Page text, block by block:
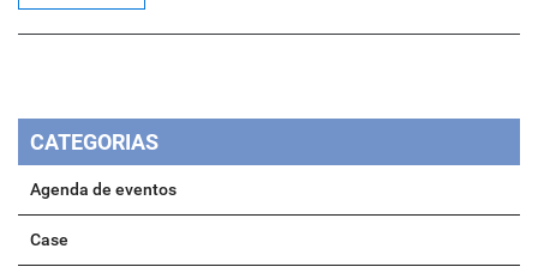
CATEGORIAS
Agenda de eventos
Case